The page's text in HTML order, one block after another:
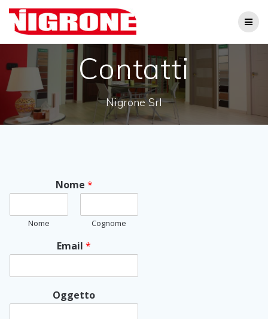
al
contenuto
Contatti
Nigrone Srl
Nome *
Nome Cognome
Email *
Oggetto